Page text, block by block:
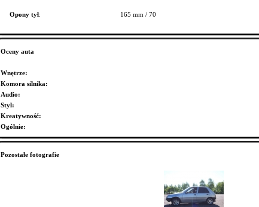
Opony tył: 165 mm / 70
Oceny auta
Wnętrze:
Komora silnika:
Audio:
Styl:
Kreatywność:
Ogólnie:
Pozostałe fotografie